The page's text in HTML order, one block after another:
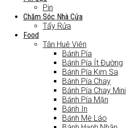
Pin
Chăm Sóc Nhà Cửa
Tẩy Rửa
Food
Tân Huê Viên
Bánh Pía
Bánh Pía Ít Đường
Bánh Pía Kim Sa
Bánh Pía Chay
Bánh Pía Chay Mini
Bánh Pía Mặn
Bánh In
Bánh Mè Láo